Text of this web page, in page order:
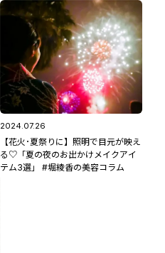
2024.07.26
【花火･夏祭りに】照明で目元が映え
る♡「夏の夜のお出かけメイクアイ
テム3選」 #堀綾香の美容コラム